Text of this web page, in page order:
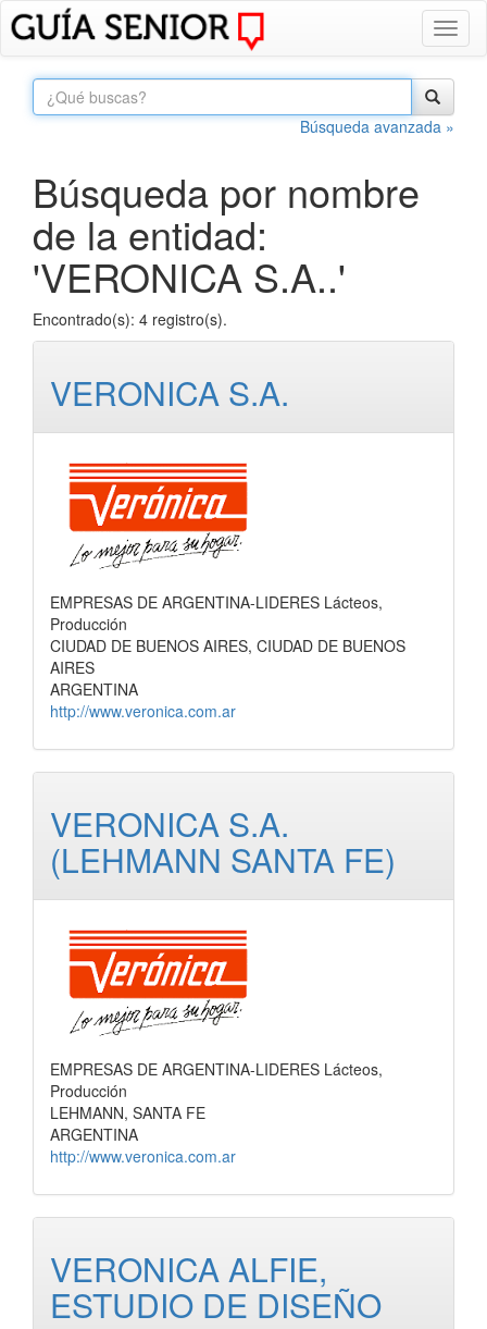
Búsqueda avanzada »
Búsqueda por nombre
de la entidad:
'VERONICA S.A..'
Encontrado(s): 4 registro(s).
VERONICA S.A.
EMPRESAS DE ARGENTINA-LIDERES Lácteos,
Producción
CIUDAD DE BUENOS AIRES, CIUDAD DE BUENOS
AIRES
ARGENTINA
http://www.veronica.com.ar
VERONICA S.A.
(LEHMANN SANTA FE)
EMPRESAS DE ARGENTINA-LIDERES Lácteos,
Producción
LEHMANN, SANTA FE
ARGENTINA
http://www.veronica.com.ar
VERONICA ALFIE,
ESTUDIO DE DISEÑO